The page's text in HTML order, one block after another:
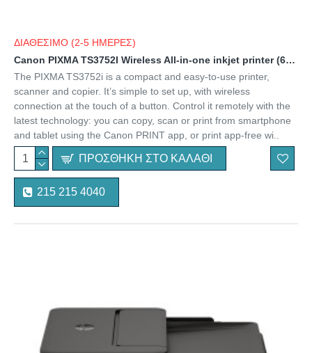
ΔΙΑΘΕΣΙΜΟ (2-5 ΗΜΕΡΕΣ)
Canon PIXMA TS3752I Wireless All-in-one inkjet printer (6671C056AA) (CANTS3752I)
The PIXMA TS3752i is a compact and easy-to-use printer,
scanner and copier. It’s simple to set up, with wireless
connection at the touch of a button. Control it remotely with the
latest technology: you can copy, scan or print from smartphone
and tablet using the Canon PRINT app, or print app-free wi..
ΠΡΟΣΘΉΚΗ ΣΤΟ ΚΑΛΆΘΙ
215 215 4040